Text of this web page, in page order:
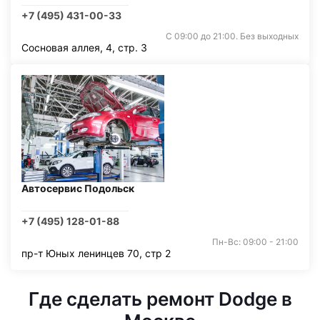
+7 (495) 431-00-33
С 09:00 до 21:00. Без выходных
Сосновая аллея, 4, стр. 3
Автосервис Подольск
+7 (495) 128-01-88
Пн-Вс: 09:00 - 21:00
пр-т Юных ленинцев 70, стр 2
Где сделать ремонт Dodge в